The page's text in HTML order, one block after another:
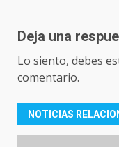
Deja una
Lo siento, debes
comentario.
NOTICIAS